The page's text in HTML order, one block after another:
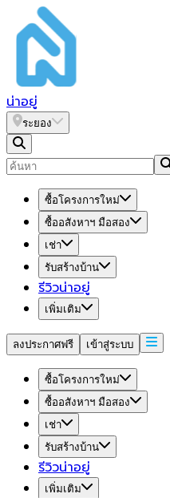
น่าอยู่
ระยอง
ซื้อโครงการใหม่
ซื้ออสังหาฯ มือสอง
เช่า
รับสร้างบ้าน
รีวิวน่าอยู่
เพิ่มเติม
ลงประกาศฟรี เข้าสู่ระบบ
ซื้อโครงการใหม่
ซื้ออสังหาฯ มือสอง
เช่า
รับสร้างบ้าน
รีวิวน่าอยู่
เพิ่มเติม